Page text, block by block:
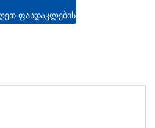
ᲤᲐᲡᲓᲐᲙᲚᲔᲑᲘᲡ ᲨᲔᲗᲐᲕᲐᲖᲔᲑᲐ